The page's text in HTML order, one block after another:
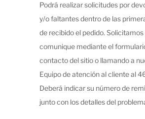
Podrá realizar solicitudes por
y/o faltantes dentro de las
de recibido el pedido. Solicitamos
comunique mediante el
contacto del sitio o llamando a
Equipo de atención al cliente al
Deberá indicar su número de
junto con los detalles del